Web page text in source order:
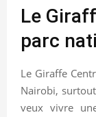
Le
parc
Le Giraffe
Nairobi,
veux vivre